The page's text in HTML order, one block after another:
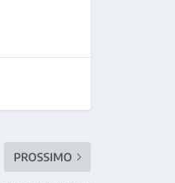
PROSSIMO